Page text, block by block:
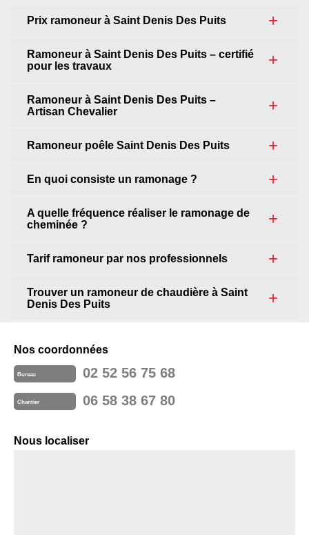
Prix ramoneur à Saint Denis Des Puits
Ramoneur à Saint Denis Des Puits – certifié
pour les travaux
Ramoneur à Saint Denis Des Puits –
Artisan Chevalier
Ramoneur poêle Saint Denis Des Puits
En quoi consiste un ramonage ?
A quelle fréquence réaliser le ramonage de
cheminée ?
Tarif ramoneur par nos professionnels
Trouver un ramoneur de chaudière à Saint
Denis Des Puits
Nos coordonnées
Bureau 02 52 56 75 68
Chantier 06 58 38 67 80
Nous localiser